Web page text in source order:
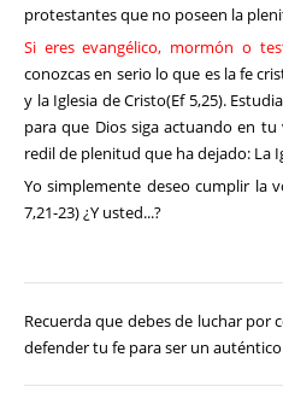
protestantes que no poseen la
Si eres evangélico, mormón o
conozcas en serio lo que es la fe
y la Iglesia de Cristo(Ef 5,25).
para que Dios siga actuando en
redil de plenitud que ha dejado: La
Yo simplemente deseo cumplir la
7,21-23) ¿Y usted...?
Recuerda que debes de luchar por
defender tu fe para ser un